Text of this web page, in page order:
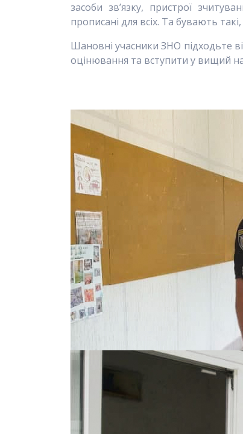
засоби зв’язку, пристрої
прописані для всіх. Та бувають
Шановні учасники ЗНО підходьте
оцінювання та вступити у вищий